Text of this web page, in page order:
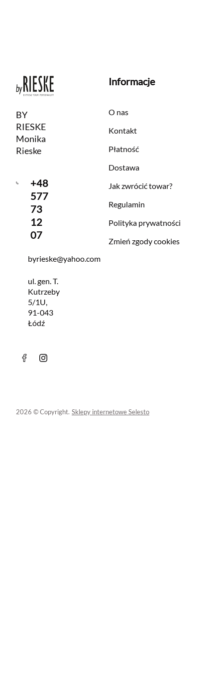
BY
RIESKE
Monika
Rieske
+48
577
73
12
07
byrieske@yahoo.com
ul. gen. T.
Kutrzeby
5/1U,
91-043
Łódź
Informacje
O nas
Kontakt
Płatność
Dostawa
Jak zwrócić towar?
Regulamin
Polityka prywatności
Zmień zgody cookies
2026 © Copyright. Sklepy internetowe Selesto